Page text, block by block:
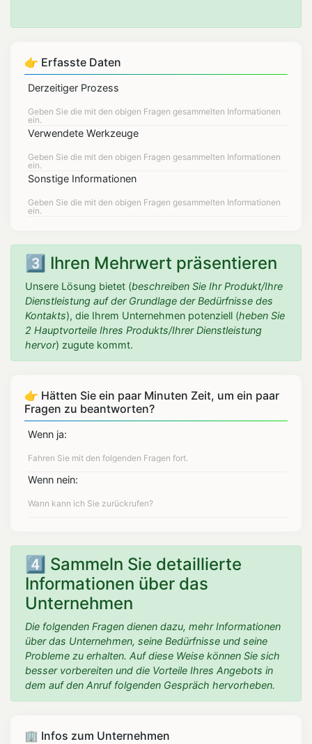
👉 Erfasste Daten
Derzeitiger Prozess
Verwendete Werkzeuge
Sonstige Informationen
3️⃣ Ihren Mehrwert präsentieren
Unsere Lösung bietet (beschreiben Sie Ihr Produkt/Ihre
Dienstleistung auf der Grundlage der Bedürfnisse des
Kontakts), die Ihrem Unternehmen potenziell (heben Sie
2 Hauptvorteile Ihres Produkts/Ihrer Dienstleistung
hervor) zugute kommt.
👉 Hätten Sie ein paar Minuten Zeit, um ein paar
Fragen zu beantworten?
Wenn ja:
Wenn nein:
4️⃣ Sammeln Sie detaillierte
Informationen über das
Unternehmen
Die folgenden Fragen dienen dazu, mehr Informationen
über das Unternehmen, seine Bedürfnisse und seine
Probleme zu erhalten. Auf diese Weise können Sie sich
besser vorbereiten und die Vorteile Ihres Angebots in
dem auf den Anruf folgenden Gespräch hervorheben.
🏢 Infos zum Unternehmen